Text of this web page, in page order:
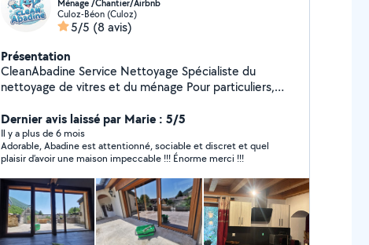
Ménage /Chantier/Airbnb
Culoz-Béon (Culoz)
5/5 (8 avis)
Présentation
CleanAbadine Service Nettoyage Spécialiste du
nettoyage de vitres et du ménage Pour particuliers,
traces => Ménage à domicile et en entreprise =>
Ménage AirBnb => Intervention rapide et soignées =>
Devis gratuit et personnalisé CleanAbadine Service
Nettoyage, la propreté, notre priorité !
Dernier avis laissé par Marie : 5/5
Il y a plus de 6 mois
Adorable, Abadine est attentionné, sociable et discret et quel
plaisir d’avoir une maison impeccable !!! Énorme merci !!!